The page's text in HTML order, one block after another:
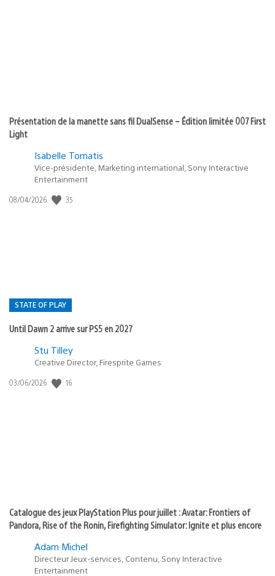
Présentation de la manette sans fil DualSense – Édition limitée 007 First
Light
Isabelle Tomatis
Vice-présidente, Marketing international, Sony Interactive
Entertainment
Date
08/04/2026 35
STATE OF PLAY
Until Dawn 2 arrive sur PS5 en 2027
Postée
:
Stu Tilley
Creative Director, Firesprite Games
Date
03/06/2026 16
Catalogue des jeux PlayStation Plus pour juillet : Avatar: Frontiers of
Pandora, Rise of the Ronin, Firefighting Simulator: Ignite et plus encore
Adam Michel
Directeur Jeux-services, Contenu, Sony Interactive
Entertainment